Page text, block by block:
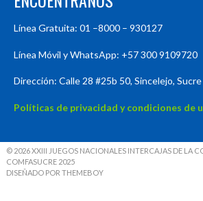
Línea Gratuita: 01 –8000 – 930127
Línea Móvil y WhatsApp: +57 300 9109720
Dirección: Calle 28 #25b 50, Sincelejo, Sucre
Políticas de privacidad y condiciones de
© 2026 XXIII JUEGOS NACIONALES INTERCAJAS DE LA
COMFASUCRE 2025
DISEÑADO POR THEMEBOY